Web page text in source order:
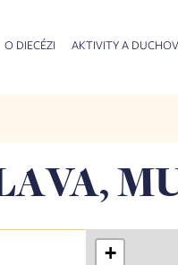
O DIECÉZI AKTIVITY A
+